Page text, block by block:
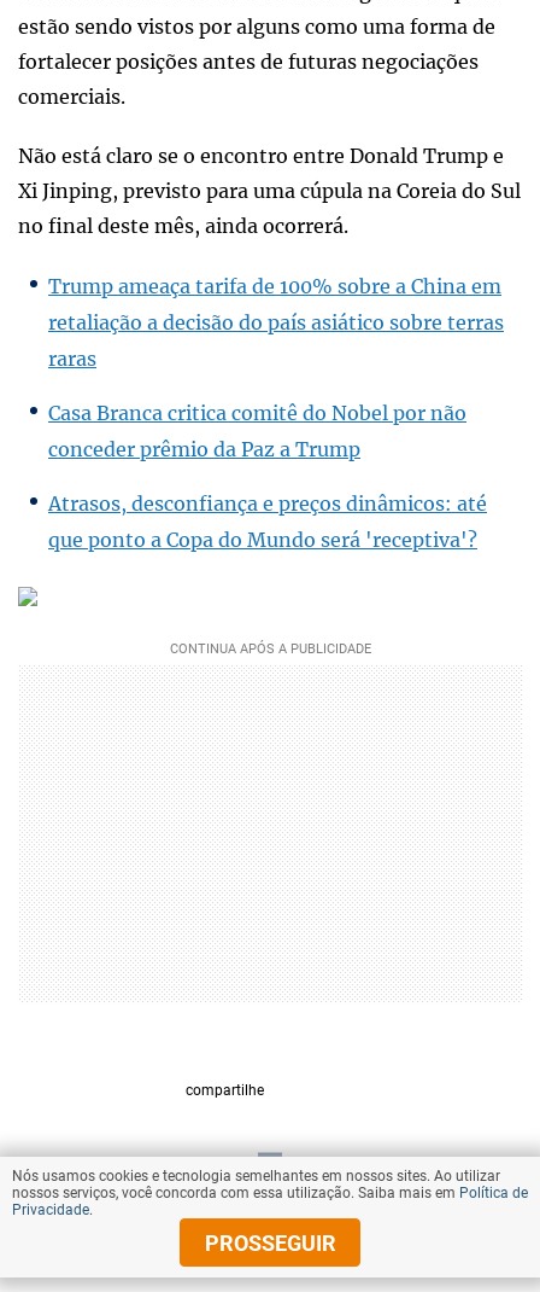
estão sendo vistos por alguns como uma forma de
fortalecer posições antes de futuras negociações
comerciais.
Não está claro se o encontro entre Donald Trump e
Xi Jinping, previsto para uma cúpula na Coreia do Sul
no final deste mês, ainda ocorrerá.
Trump ameaça tarifa de 100% sobre a China em
retaliação a decisão do país asiático sobre terras
raras
Casa Branca critica comitê do Nobel por não
conceder prêmio da Paz a Trump
Atrasos, desconfiança e preços dinâmicos: até
que ponto a Copa do Mundo será 'receptiva'?
compartilhe
VOLTAR AO TOPO
© Copyright 2025 Diários Associados
Nós usamos cookies e tecnologia semelhantes em nossos sites. Ao utilizar
nossos serviços, você concorda com essa utilização. Saiba mais em Política de
Privacidade.
PROSSEGUIR